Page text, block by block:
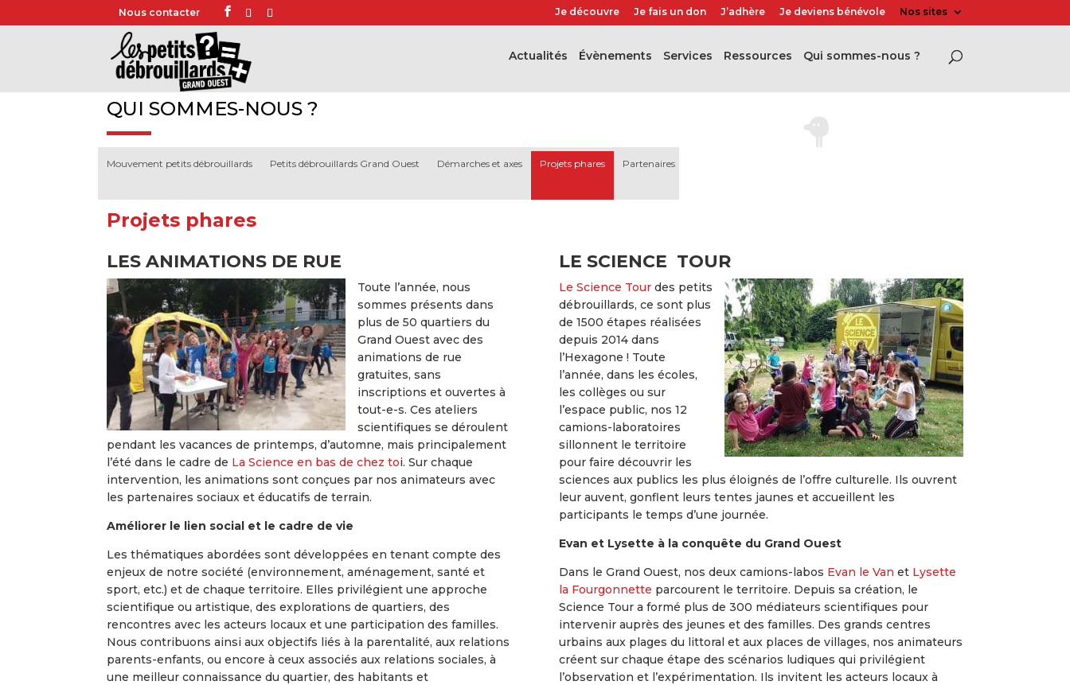
Nous contacter Je découvre Je fais un don J’adhère Je deviens bénévole Nos sites
Actualités évènements Services Ressources Qui sommes-nous ?
QUI SOMMES-NOUS ?
Mouvement petits débrouillards Petits débrouillards Grand Ouest Démarches et axes Projets phares Partenaires
Projets phares
LES ANIMATIONS DE RUE
Toute l’année, nous
sommes présents dans
plus de 50 quartiers du
Grand Ouest avec des
animations de rue
gratuites, sans
inscriptions et ouvertes à
tout-e-s. Ces ateliers
scientifiques se déroulent
pendant les vacances de printemps, d’automne, mais principalement
l’été dans le cadre de La Science en bas de chez toi. Sur chaque
intervention, les animations sont conçues par nos animateurs avec
les partenaires sociaux et éducatifs de terrain.
Améliorer le lien social et le cadre de vie
Les thématiques abordées sont développées en tenant compte des
enjeux de notre société (environnement, aménagement, santé et
sport, etc.) et de chaque territoire. Elles privilégient une approche
scientifique ou artistique, des explorations de quartiers, des
rencontres avec les acteurs locaux et une participation des familles.
Nous contribuons ainsi aux objectifs liés à la parentalité, aux relations
parents-enfants, ou encore à ceux associés aux relations sociales, à
une meilleur connaissance du quartier, des habitants et
LE SCIENCE TOUR
Le Science Tourdes petits
débrouillards, ce sont plus
de 1500 étapes réalisées
depuis 2014 dans
l’Hexagone ! Toute
l’année, dans les écoles,
les collèges ou sur
l’espace public, nos 12
camions-laboratoires
sillonnent le territoire
pour faire découvrir les
sciences aux publics les plus éloignés de l’offre culturelle. Ils ouvrent
leur auvent, gonflent leurs tentes jaunes et accueillent les
participants le temps d’une journée.
Evan et Lysette à la conquête du Grand Ouest
Dans le Grand Ouest, nos deux camions-labos Evan le Van et Lysette
la Fourgonnette parcourent le territoire. Depuis sa création, le
Science Tour a formé plus de 300 médiateurs scientifiques pour
intervenir auprès des jeunes et des familles. Des grands centres
urbains aux plages du littoral et aux places de villages, nos animateurs
créent sur chaque étape des scénarios ludiques qui privilégient
l’observation et l’expérimentation. Ils invitent les acteurs locaux à